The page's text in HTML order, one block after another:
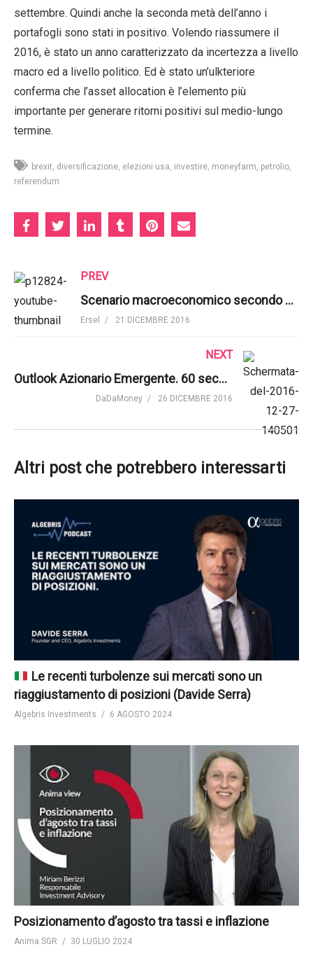
settembre. Quindi anche la seconda metà dell’anno i
portafogli sono stati in positivo. Volendo riassumere il
2016, è stato un anno caratterizzato da incertezza a livello
macro ed a livello politico. Ed è stato un’ulkteriore
conferma che l’asset allocation è l’elemento più
importante per generare ritorni positivi sul medio-lungo
termine.
brexit diversificazione elezioni usa investire moneyfarm petrolio
referendum
PREV
Scenario macroeconomico secondo Ersel
Ersel 21 DICEMBRE 2016
NEXT
Outlook Azionario Emergente. 60 secondi con Tom Wilson
DaDaMoney 26 DICEMBRE 2016
Altri post che potrebbero interessarti
Le recenti turbolenze sui mercati sono un
riaggiustamento di posizioni (Davide Serra)
Algebris Investments 6 AGOSTO 2024
Posizionamento d’agosto tra tassi e inflazione
Anima SGR 30 LUGLIO 2024